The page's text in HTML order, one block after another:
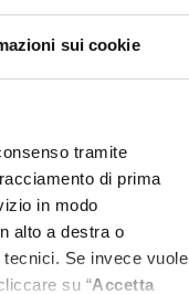
sui cookie
tramite
di prima
in modo
alto a destra o
tecnici. Se invece vuole
su “Accetta